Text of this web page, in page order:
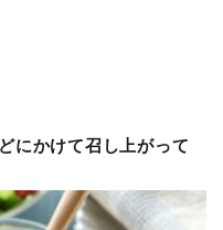
にかけて召し上がって